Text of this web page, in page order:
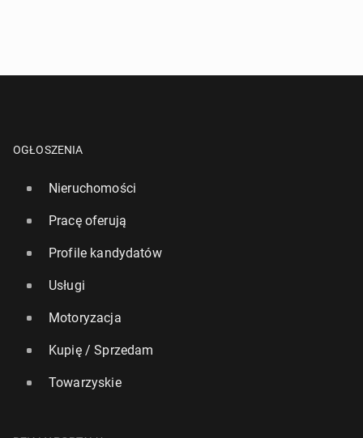
OGŁOSZENIA
Nieruchomości
Pracę oferują
Profile kandydatów
Usługi
Motoryzacja
Kupię / Sprzedam
Towarzyskie